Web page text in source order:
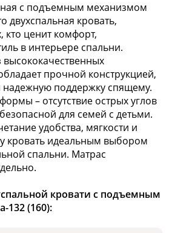
с подъемным механизмом
двухспальная кровать,
кто ценит комфорт,
в интерьере спальни.
высококачественных
прочной конструкцией,
поддержку спящему.
– отсутствие острых углов
для семей с детьми.
удобства, мягкости и
кровать идеальным выбором
спальни. Матрас
кровати с подъемным
132 (160):